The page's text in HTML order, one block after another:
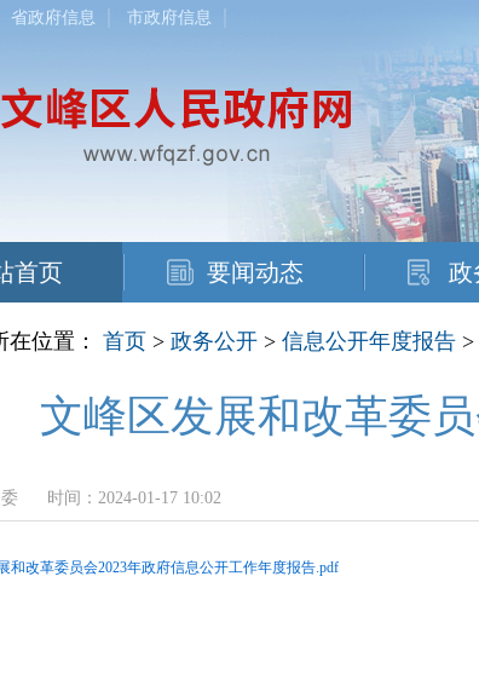
省政府信息 市政府信息
首页 要闻动态 政
在位置： 首页 > 政务公开 > 信息公开年度报告 >
文峰区发展和改革委
时间：2024-01-17 10:02
和改革委员会2023年政府信息公开工作年度报告.pdf